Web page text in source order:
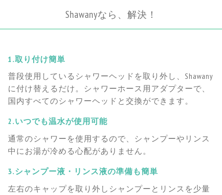
Shawanyなら、解決！
1.取り付け簡単
普段使用しているシャワーヘッドを取り外し、Shawany
に付け替えるだけ。シャワーホース用アダプターで、
国内すべてのシャワーヘッドと交換ができます。
2.いつでも温水が使用可能
通常のシャワーを使用するので、シャンプーやリンス
中にお湯が冷める心配がありません。
3.シャンプー液・リンス液の準備も簡単
左右のキャップを取り外しシャンプーとリンスを少量